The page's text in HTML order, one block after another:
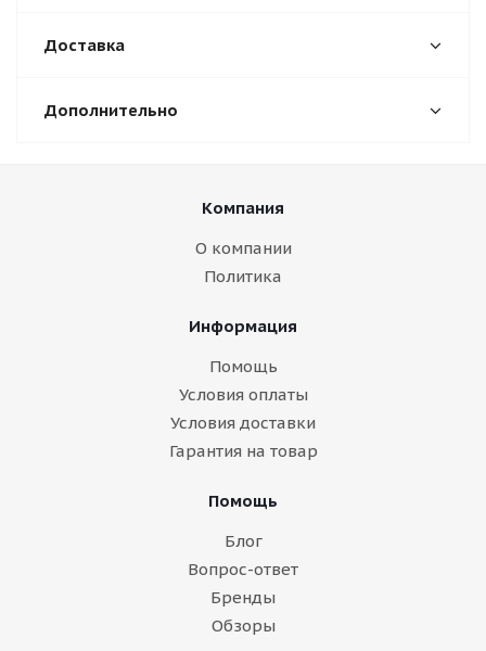
Доставка
Дополнительно
Компания
О компании
Политика
Информация
Помощь
Условия оплаты
Условия доставки
Гарантия на товар
Помощь
Блог
Вопрос-ответ
Бренды
Обзоры